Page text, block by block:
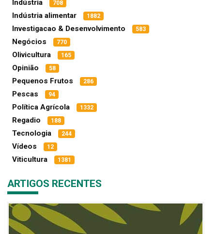
Indústria 708
Indústria alimentar 1882
Investigacao & Desenvolvimento 583
Negócios 770
Olivicultura 165
Opinião 58
Pequenos Frutos 286
Pescas 94
Política Agrícola 1332
Regadio 188
Tecnologia 244
Vídeos 12
Viticultura 1381
ARTIGOS RECENTES